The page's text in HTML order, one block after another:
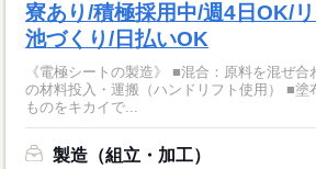
寮あり/積極採用中/週4日OK/
池づくり/日払いOK
《電極シートの製造》 ■混合：原料を混ぜ
の材料投入・運搬（ハンドリフト使用） ■塗
ものをキカイで...
製造（組立・加工）